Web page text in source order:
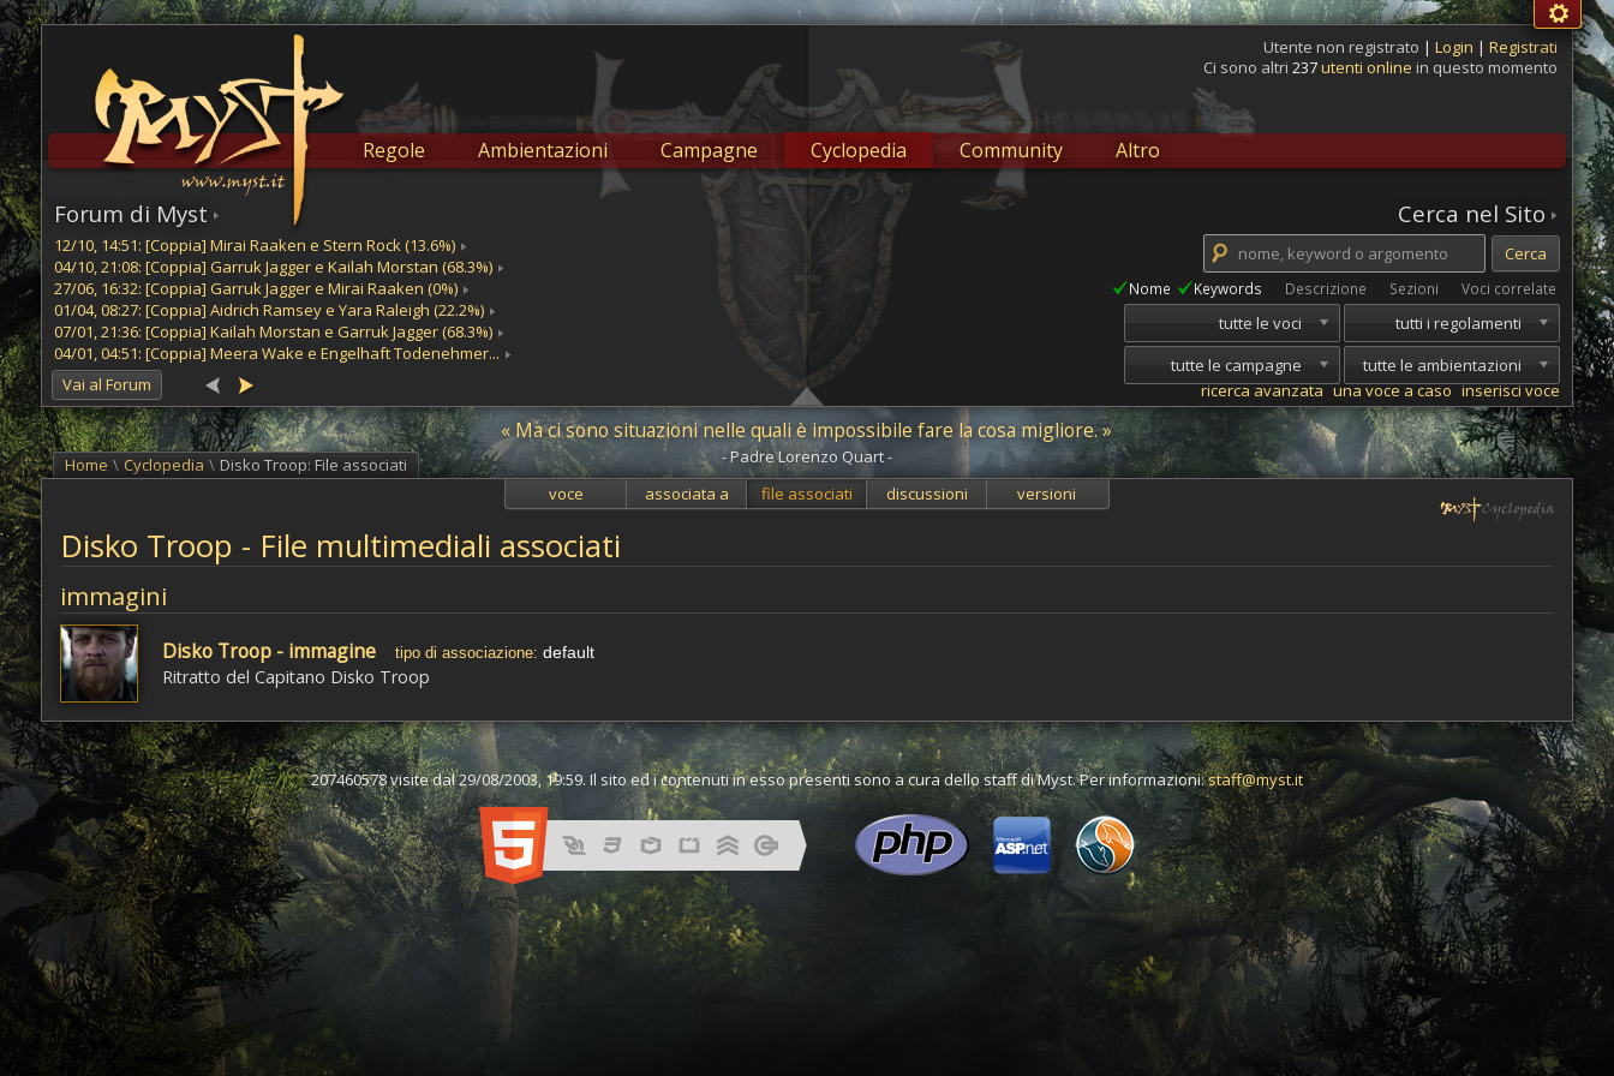
Utente non registrato | Login |Registrati
Ci sono altri237utenti online in questo momento
Regole Ambientazioni Campagne Cyclopedia Community Altro
Cerca nel Sito
Nome Keywords Descrizione Sezioni Voci correlate
tutti i regolamenti
tutte le voci
tutte le ambientazioni
tutte le campagne
ricerca avanzata una voce a caso inserisci voce
Forum di Myst
12/10, 14:51: [Coppia] Mirai Raaken e Stern Rock (13.6%)
04/10, 21:08: [Coppia] Garruk Jagger e Kailah Morstan (68.3%)
27/06, 16:32: [Coppia] Garruk Jagger e Mirai Raaken (0%)
01/04, 08:27: [Coppia] Aidrich Ramsey e Yara Raleigh (22.2%)
07/01, 21:36: [Coppia] Kailah Morstan e Garruk Jagger (68.3%)
04/01, 04:51: [Coppia] Meera Wake e Engelhaft Todenehmer...
Vai al Forum
« Ma ci sono situazioni nelle quali è impossibile fare la cosa migliore. »
- Padre Lorenzo Quart -
Home \ Cyclopedia \ Disko Troop: File associati
voce
associata a file associati discussioni versioni
Disko Troop - File multimediali associati
immagini
Disko Troop - immagine tipo di associazione: default
Ritratto del Capitano Disko Troop
207460578 visite dal 29/08/2003, 19:59. Il sito ed i contenuti in esso presenti sono a cura dello staff di Myst. Per informazioni:staff@myst.it